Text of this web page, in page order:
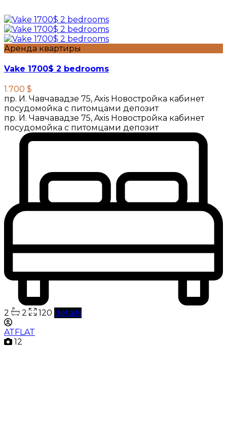
Аренда квартиры
Vake 1700$ 2 bedrooms
1.700 $
пр. И. Чавчавадзе 75, Axis Новостройка кабинет
посудомойка с питомцами депозит
пр. И. Чавчавадзе 75, Axis Новостройка кабинет
посудомойка с питомцами депозит
2 2 120 details
ATFLAT
12